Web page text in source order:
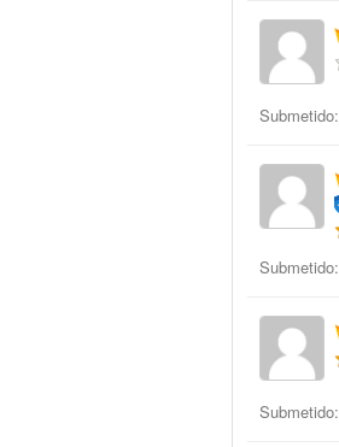
Submetido:
Submetido:
Submetido: